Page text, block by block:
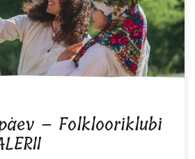
– Folklooriklubi